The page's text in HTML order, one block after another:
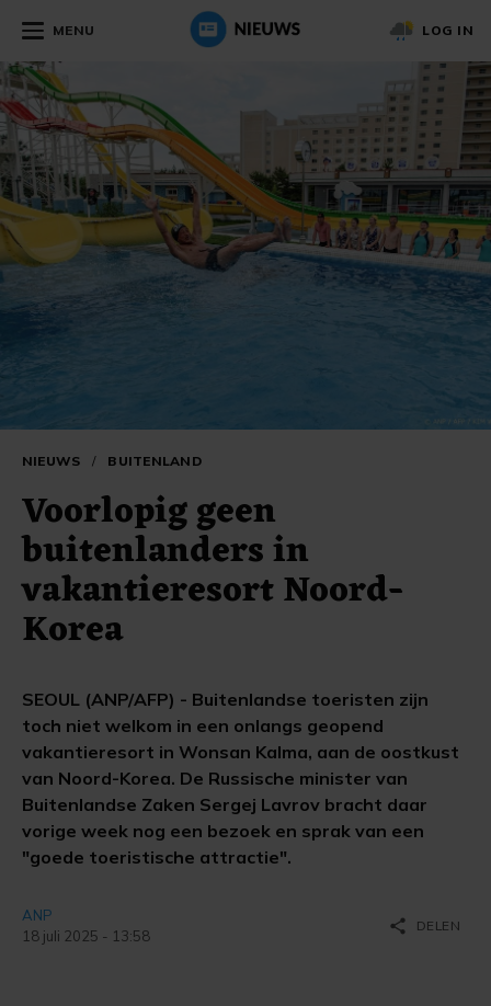
MENU LOG IN
NIEUWS / BUITENLAND
Voorlopig geen
buitenlanders in
vakantieresort Noord-
Korea
SEOUL (ANP/AFP) - Buitenlandse toeristen zijn
toch niet welkom in een onlangs geopend
vakantieresort in Wonsan Kalma, aan de oostkust
van Noord-Korea. De Russische minister van
Buitenlandse Zaken Sergej Lavrov bracht daar
vorige week nog een bezoek en sprak van een
"goede toeristische attractie".
ANP
18 juli 2025 - 13:58
share DELEN